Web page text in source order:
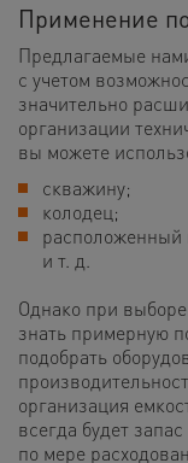
Применение
Предлагаемые
с учетом
значительно
организации
вы можете
скважину;
колодец;
расположенный
и т. д.
Однако при
знать примерную
подобрать
организация
всегда будет
по мере